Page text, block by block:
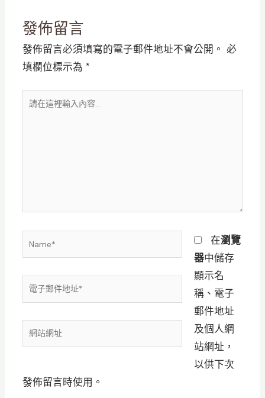
發佈留言
發佈留言必須填寫的電子郵件地址不會公開。 必
填欄位標示為 *
在
Name*
電
子
郵
件
*
網
站
址
在瀏覽
器中儲存
顯示名
稱、電子
郵件地址
及個人網
站網址，
以供下次
發佈留言時使用。